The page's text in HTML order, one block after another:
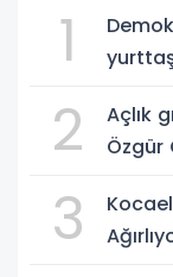
1
2
Açlık
Özgür
3